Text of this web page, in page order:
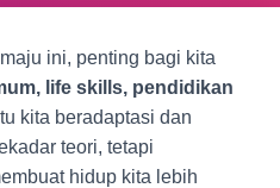
ini, penting bagi kita
life skills, pendidikan
kita beradaptasi dan
teori, tetapi
hidup kita lebih